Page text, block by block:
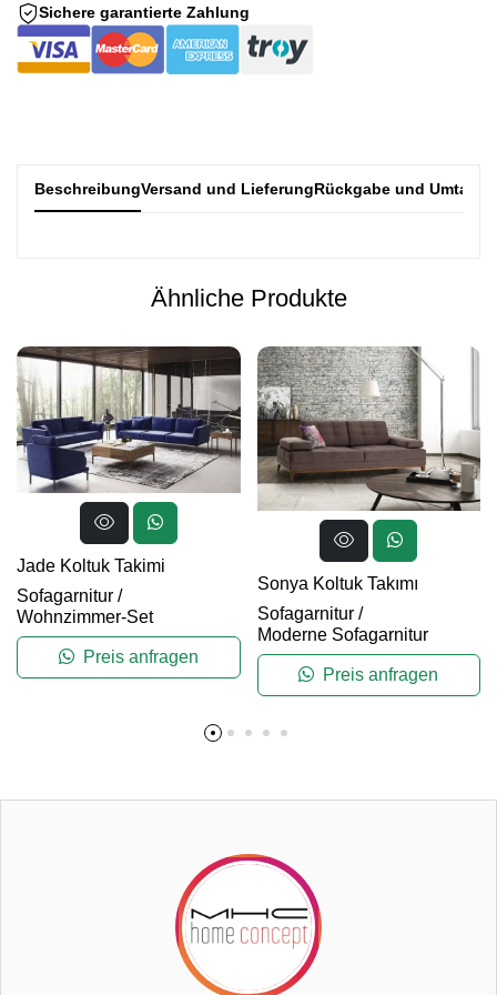
Sichere garantierte Zahlung
BeschreibungVersand und LieferungRückgabe und
Ähnliche Produkte
Jade Koltuk Takimi
Sofagarnitur /
Wohnzimmer-Set
Preis anfragen
Sonya Koltuk Takımı
Sofagarnitur/
Moderne Sofagarnitur
Preis anfragen